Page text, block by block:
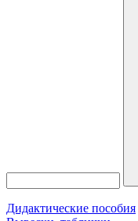
Дидактические пособия